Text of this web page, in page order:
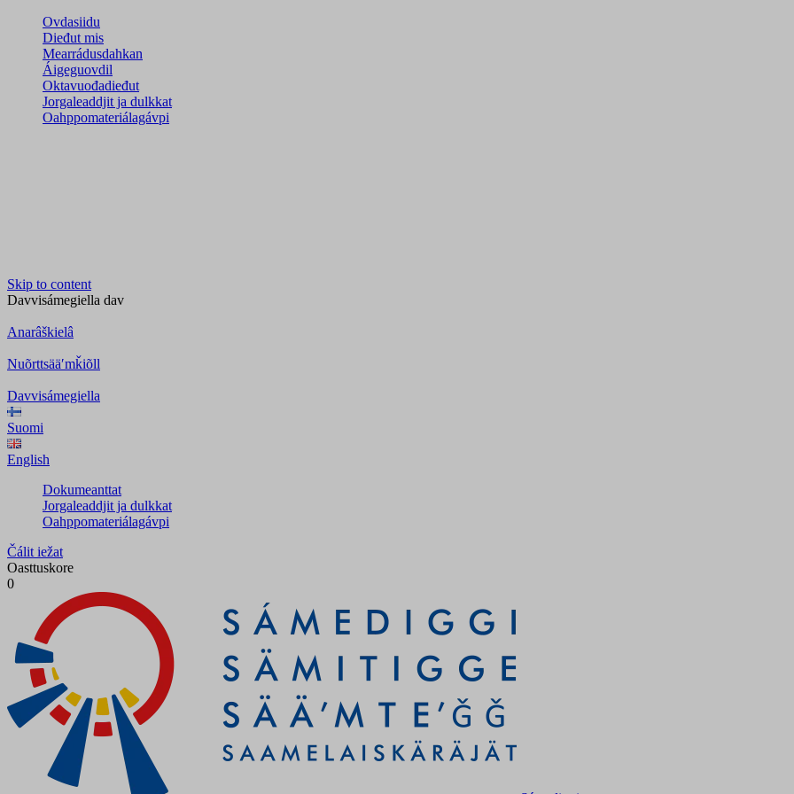
Ovdasiidu
Dieđut mis
Mearrádusdahkan
Áigeguovdil
Oktavuođadieđut
Jorgaleaddjit ja dulkkat
Oahppomateriálagávpi
Skip to content
Davvisámegiella dav
Anarâškielâ
Nuõrttsääʹmǩiõll
Davvisámegiella
Suomi
English
Dokumeanttat
Jorgaleaddjit ja dulkkat
Oahppomateriálagávpi
Čálit iežat
Oasttuskore
0